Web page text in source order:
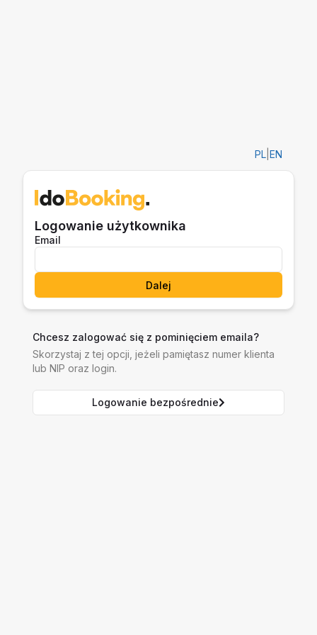
PL EN
Logowanie użytkownika
Email
Dalej
Chcesz zalogować się z pominięciem emaila?
Skorzystaj z tej opcji, jeżeli pamiętasz numer klienta
lub NIP oraz login.
Logowanie bezpośrednie